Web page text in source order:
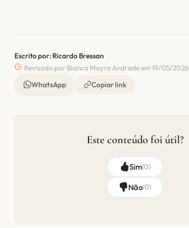
Escrito por: Ricardo Bressan
Revisado por Bianca Mayra Andrade em 19/05/2026
WhatsApp
Copiar link
Este conteúdo foi útil?
Sim(0)
Não(0)